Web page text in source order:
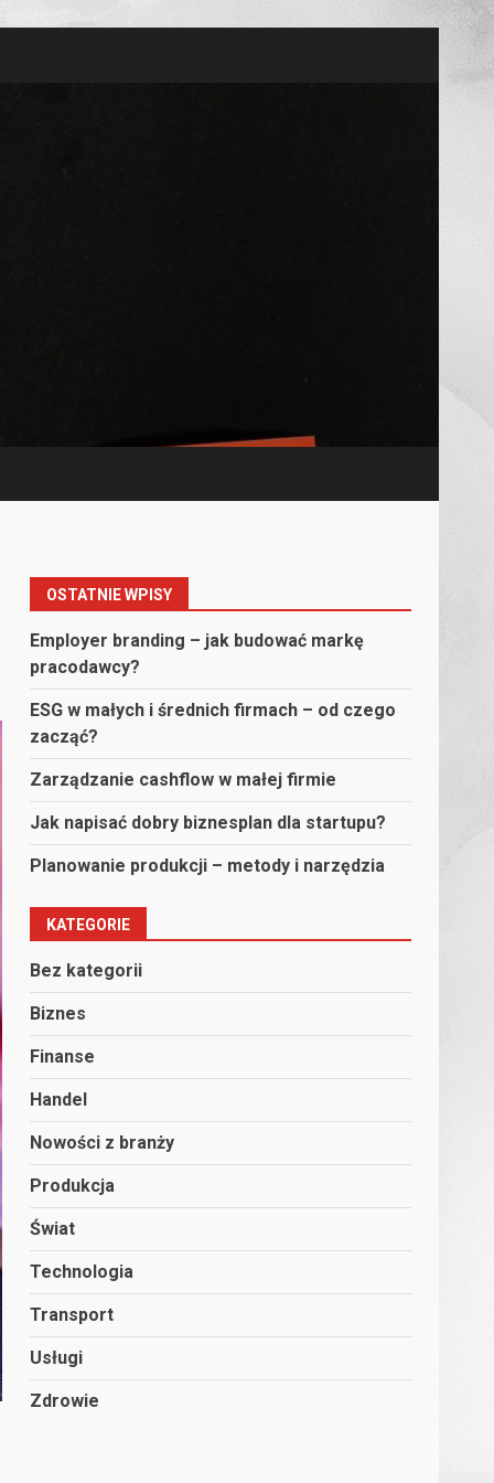
OSTATNIE WPISY
Employer branding – jak budować markę
pracodawcy?
ESG w małych i średnich firmach – od czego
zacząć?
Zarządzanie cashflow w małej firmie
Jak napisać dobry biznesplan dla startupu?
Planowanie produkcji – metody i narzędzia
KATEGORIE
Bez kategorii
Biznes
Finanse
Handel
Nowości z branży
Produkcja
Świat
Technologia
Transport
Usługi
Zdrowie